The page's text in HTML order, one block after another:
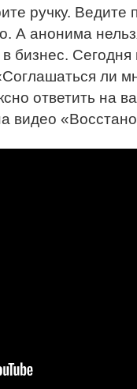
ручку. Ведите
А анонима
бизнес.
ли
ответить на
видео